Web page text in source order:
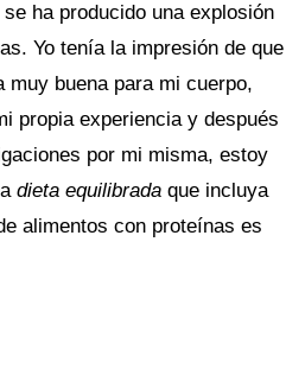
ha producido una explosión
Yo tenía la impresión de que
muy buena para mi cuerpo,
propia experiencia y después
por mi misma, estoy
dieta equilibrada que incluya
alimentos con proteínas es